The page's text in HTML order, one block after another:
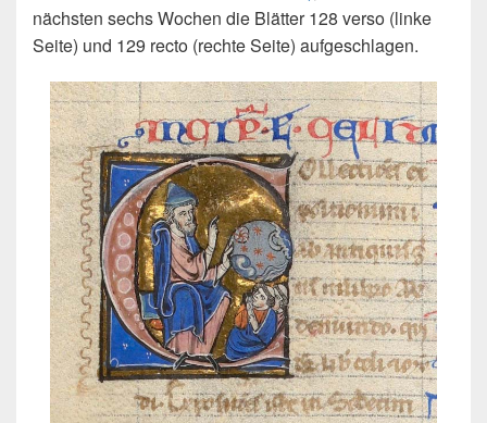
nächsten sechs Wochen die Blätter 128 verso (linke
Seite) und 129 recto (rechte Seite) aufgeschlagen.